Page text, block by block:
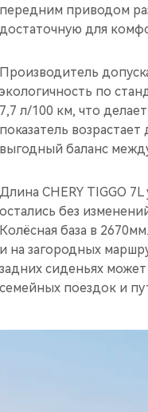
передним приводом
достаточную для
Производитель
экологичность по
7,7 л/100 км, что
показатель
выгодный баланс
Длина CHERY TIGGO
остались без
Колёсная база в
и на загородных
задних сиденьях
семейных поездок и